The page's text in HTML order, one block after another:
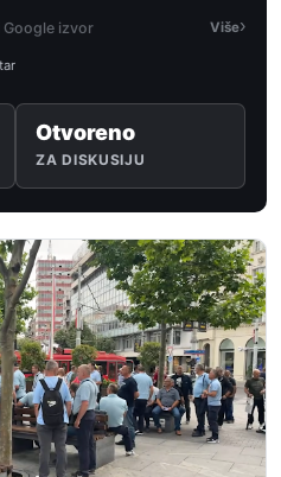
Google izvor Više›
Otvoreno
ZA DISKUSIJU